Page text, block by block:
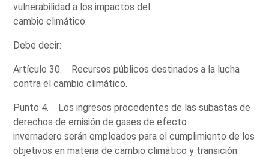
vulnerabilidad a los impactos del
cambio climático.
Debe decir:
Artículo 30. Recursos públicos destinados a la lucha
contra el cambio climático.
Punto 4. Los ingresos procedentes de las subastas de
derechos de emisión de gases de efecto
invernadero serán empleados para el cumplimiento de los
objetivos en materia de cambio climático y transición